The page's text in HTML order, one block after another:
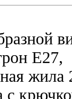
Е27,
жила
с